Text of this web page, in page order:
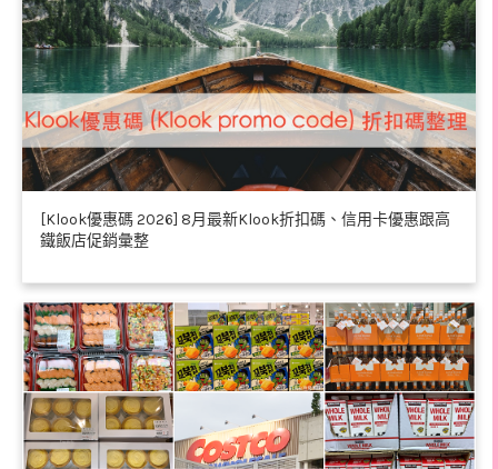
[Klook優惠碼 2026] 8月最新Klook折扣碼、信用卡優惠跟高
鐵飯店促銷彙整